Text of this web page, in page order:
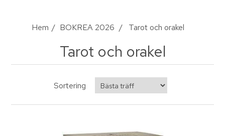
Hem / BOKREA 2026 / Tarot och orakel
Tarot och orakel
Sortering